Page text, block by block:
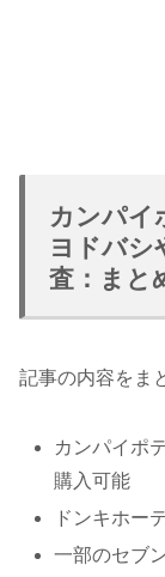
カンパイ
ヨドバシ
査：まと
記事の内容をま
カンパイポ
購入可能
ドンキホー
一部のセブ